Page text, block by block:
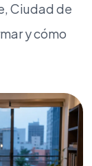
Ciudad de
y cómo